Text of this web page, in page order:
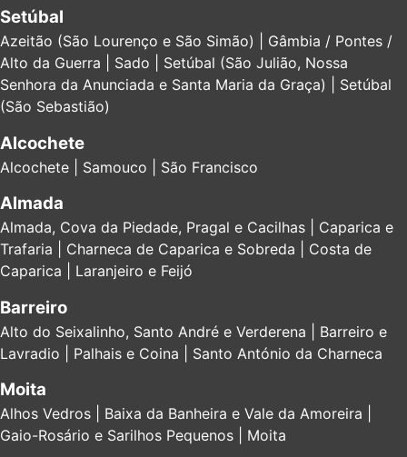
Setúbal
Azeitão (São Lourenço e São Simão) | Gâmbia / Pontes /
Alto da Guerra | Sado | Setúbal (São Julião, Nossa
Senhora da Anunciada e Santa Maria da Graça) | Setúbal
(São Sebastião)
Alcochete
Alcochete | Samouco | São Francisco
Almada
Almada, Cova da Piedade, Pragal e Cacilhas | Caparica e
Trafaria | Charneca de Caparica e Sobreda | Costa de
Caparica | Laranjeiro e Feijó
Barreiro
Alto do Seixalinho, Santo André e Verderena | Barreiro e
Lavradio | Palhais e Coina | Santo António da Charneca
Moita
Alhos Vedros | Baixa da Banheira e Vale da Amoreira |
Gaio-Rosário e Sarilhos Pequenos | Moita